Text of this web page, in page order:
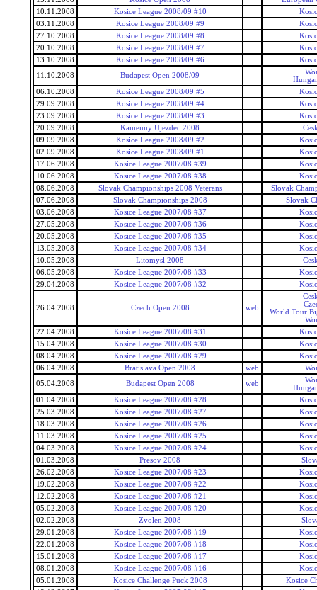
10.11.2008
Kosice League 2008/09 #10
03.11.2008
Kosice League 2008/09 #9
27.10.2008
Kosice League 2008/09 #8
20.10.2008
Kosice League 2008/09 #7
13.10.2008
Kosice League 2008/09 #6
11.10.2008
Budapest Open 2008/09
06.10.2008
Kosice League 2008/09 #5
29.09.2008
Kosice League 2008/09 #4
23.09.2008
Kosice League 2008/09 #3
20.09.2008
Kamenny Ujezdec 2008
09.09.2008
Kosice League 2008/09 #2
02.09.2008
Kosice League 2008/09 #1
17.06.2008
Kosice League 2007/08 #39
10.06.2008
Kosice League 2007/08 #38
08.06.2008
Slovak Championships 2008 Veterans
Slovak
07.06.2008
Slovak Championships 2008
Slovak
03.06.2008
Kosice League 2007/08 #37
27.05.2008
Kosice League 2007/08 #36
20.05.2008
Kosice League 2007/08 #35
13.05.2008
Kosice League 2007/08 #34
10.05.2008
Litomysl 2008
06.05.2008
Kosice League 2007/08 #33
29.04.2008
Kosice League 2007/08 #32
26.04.2008 Czech Open 2008 web
World Tour
22.04.2008
Kosice League 2007/08 #31
15.04.2008
Kosice League 2007/08 #30
08.04.2008
Kosice League 2007/08 #29
06.04.2008
Bratislava Open 2008 web
05.04.2008
Budapest Open 2008 web
01.04.2008
Kosice League 2007/08 #28
25.03.2008
Kosice League 2007/08 #27
18.03.2008
Kosice League 2007/08 #26
11.03.2008
Kosice League 2007/08 #25
04.03.2008
Kosice League 2007/08 #24
01.03.2008
Presov 2008
26.02.2008
Kosice League 2007/08 #23
19.02.2008
Kosice League 2007/08 #22
12.02.2008
Kosice League 2007/08 #21
05.02.2008
Kosice League 2007/08 #20
02.02.2008
Zvolen 2008
29.01.2008
Kosice League 2007/08 #19
22.01.2008
Kosice League 2007/08 #18
15.01.2008
Kosice League 2007/08 #17
08.01.2008
Kosice League 2007/08 #16
05.01.2008
Kosice Challenge Puck 2008
Kosice